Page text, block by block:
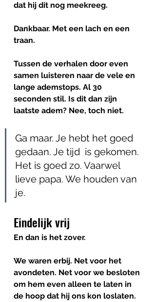
dat hij dit nog meekreeg.
Dankbaar. Met een lach en een
traan.
Tussen de verhalen door even
samen luisteren naar de vele en
lange ademstops. Al 30
seconden stil. Is dit dan zijn
laatste adem? Nee, toch niet.
Ga maar. Je hebt het goed
gedaan. Je tijd  is gekomen.
Het is goed zo. Vaarwel
lieve papa. We houden van
je.
Eindelijk vrij
En dan is het zover.
We waren erbij. Net voor het
avondeten. Net voor we besloten
om hem even alleen te laten in
de hoop dat hij ons kon loslaten.